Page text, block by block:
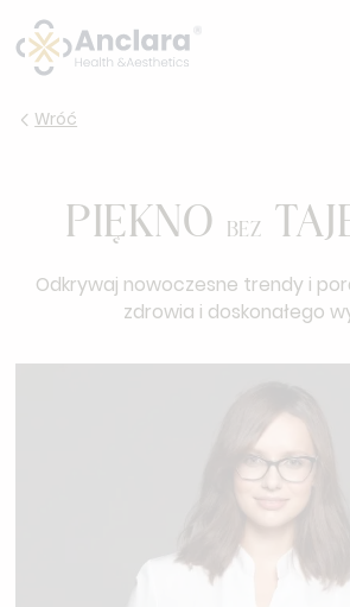
Wróć
PIĘKNO BEZ
Odkrywaj nowoczesne trendy i
zdrowia i doskonałego